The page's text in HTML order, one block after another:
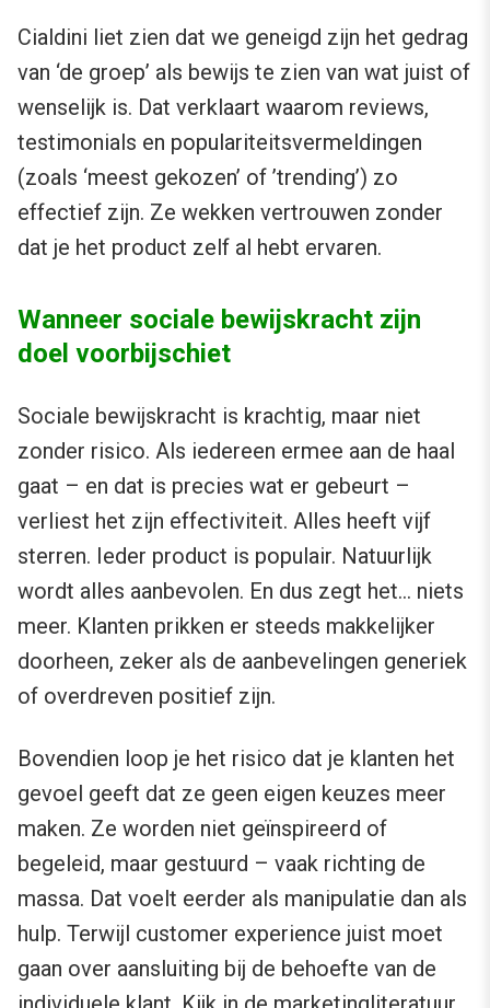
Cialdini liet zien dat we geneigd zijn het gedrag
van ‘de groep’ als bewijs te zien van wat juist of
wenselijk is. Dat verklaart waarom reviews,
testimonials en populariteitsvermeldingen
(zoals ‘meest gekozen’ of ’trending’) zo
effectief zijn. Ze wekken vertrouwen zonder
dat je het product zelf al hebt ervaren.
Wanneer sociale bewijskracht zijn
doel voorbijschiet
Sociale bewijskracht is krachtig, maar niet
zonder risico. Als iedereen ermee aan de haal
gaat – en dat is precies wat er gebeurt –
verliest het zijn effectiviteit. Alles heeft vijf
sterren. Ieder product is populair. Natuurlijk
wordt alles aanbevolen. En dus zegt het… niets
meer. Klanten prikken er steeds makkelijker
doorheen, zeker als de aanbevelingen generiek
of overdreven positief zijn.
Bovendien loop je het risico dat je klanten het
gevoel geeft dat ze geen eigen keuzes meer
maken. Ze worden niet geïnspireerd of
begeleid, maar gestuurd – vaak richting de
massa. Dat voelt eerder als manipulatie dan als
hulp. Terwijl customer experience juist moet
gaan over aansluiting bij de behoefte van de